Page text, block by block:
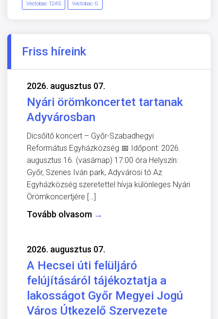
Vectobac 12AS
Vectobac G
Friss híreink
2026. augusztus 07.
Nyári örömkoncertet tartanak
Adyvárosban
Dicsőítő koncert – Győr-Szabadhegyi
Református Egyházközség 📅 Időpont: 2026.
augusztus 16. (vasárnap) 17:00 óra Helyszín:
Győr, Szenes Iván park, Adyvárosi tó Az
Egyházközség szeretettel hívja különleges Nyári
Örömkoncertjére […]
Tovább olvasom →
2026. augusztus 07.
A Hecsei úti felüljáró
felújításáról tájékoztatja a
lakosságot Győr Megyei Jogú
Város Útkezelő Szervezete